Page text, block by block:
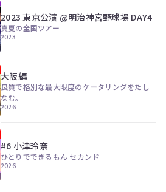
2023 東京公演 @明治神宮野球場 DAY4
真夏の全国ツアー
2023
大阪編
良質で格別な最大限度のケータリングをたし
なむ。
2026
#6 小津玲奈
ひとりでできるもん セカンド
2026